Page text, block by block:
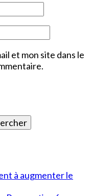
et mon site dans le
à augmenter le